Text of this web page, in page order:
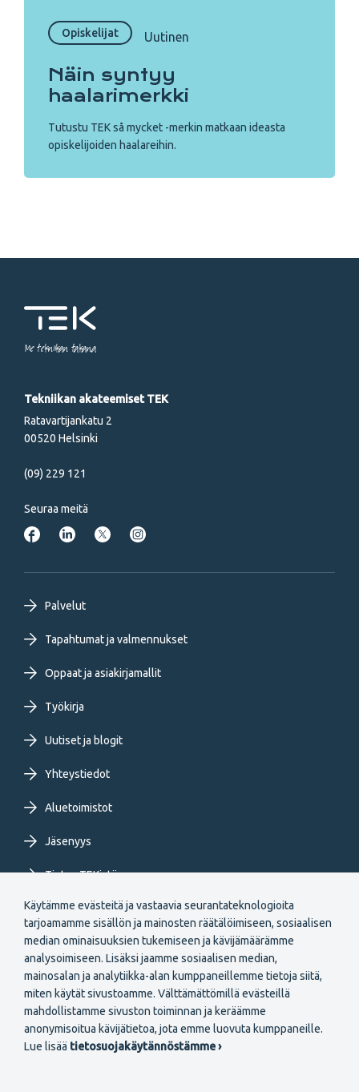
Käytämme evästeitä ja vastaavia seurantateknologioita
tarjoamamme sisällön ja mainosten räätälöimiseen, sosiaalisen
median ominaisuuksien tukemiseen ja kävijämäärämme
analysoimiseen. Lisäksi jaamme sosiaalisen median,
mainosalan ja analytiikka-alan kumppaneillemme tietoja siitä,
miten käytät sivustoamme. Välttämättömillä evästeillä
mahdollistamme sivuston toiminnan ja keräämme
anonymisoitua kävijätietoa, jota emme luovuta kumppaneille.
Lue lisää tietosuojakäytännöstämme ›
Opiskelijat Uutinen
Näin syntyy
haalarimerkki
Tutustu TEK så mycket -merkin matkaan ideasta
opiskelijoiden haalareihin.
Me tekniikan takana
Tekniikan akateemiset TEK
Ratavartijankatu 2
00520 Helsinki
(09) 229 121
Seuraa meitä
Footer
primary
menu
FI
Palvelut
Tapahtumat ja valmennukset
Oppaat ja asiakirjamallit
Työkirja
Uutiset ja blogit
Yhteystiedot
Aluetoimistot
Jäsenyys
Tietoa TEKistä
Extranet
Secondary
Liity jäseneksi